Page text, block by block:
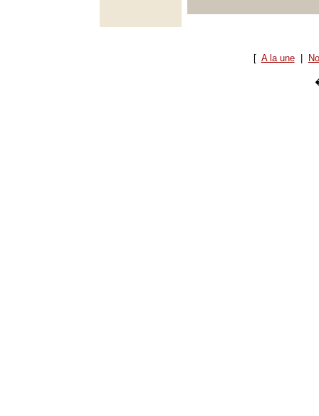
[ A la une|